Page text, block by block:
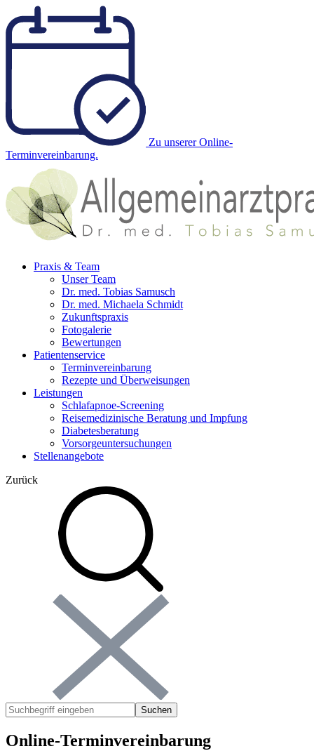
Zu unserer Online-
Terminvereinbarung.
Praxis & Team
Unser Team
Dr. med. Tobias Samusch
Dr. med. Michaela Schmidt
Zukunftspraxis
Fotogalerie
Bewertungen
Patientenservice
Terminvereinbarung
Rezepte und Überweisungen
Leistungen
Schlafapnoe-Screening
Reisemedizinische Beratung und Impfung
Diabetesberatung
Vorsorgeuntersuchungen
Stellenangebote
Zurück
Suchen
Online-Terminvereinbarung